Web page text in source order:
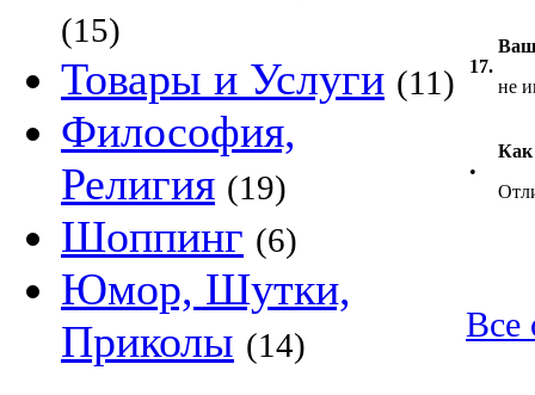
(15)
Товары и Услуги (11)
Философия,
Религия (19)
Шоппинг (6)
Юмор, Шутки,
Приколы (14)
17.
Ваш
не
•
Как
Все